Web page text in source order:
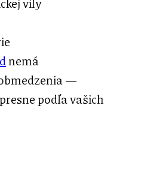
nemá
—
podľa vašich